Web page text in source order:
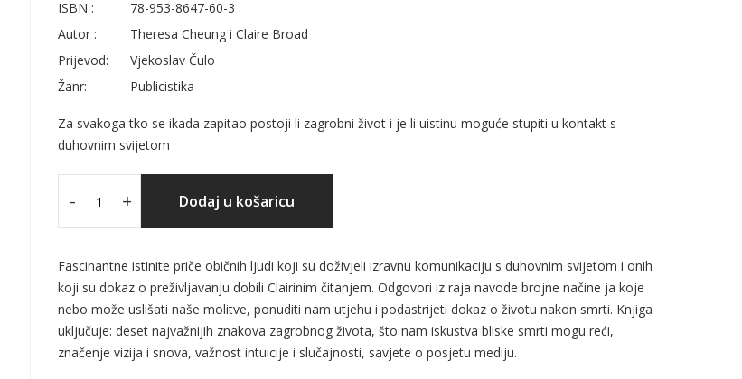
ISBN :
78-953-8647-60-3
Autor :
Theresa Cheung i Claire Broad
Prijevod:
Vjekoslav Čulo
Žanr:
Publicistika
Za svakoga tko se ikada zapitao postoji li zagrobni život i je li uistinu moguće stupiti u kontakt s
duhovnim svijetom
- + Dodaj u košaricu
Fascinantne istinite priče običnih ljudi koji su doživjeli izravnu komunikaciju s duhovnim svijetom i onih
koji su dokaz o preživljavanju dobili Clairinim čitanjem. Odgovori iz raja navode brojne načine ja koje
nebo može uslišati naše molitve, ponuditi nam utjehu i podastrijeti dokaz o životu nakon smrti. Knjiga
uključuje: deset najvažnijih znakova zagrobnog života, što nam iskustva bliske smrti mogu reći,
značenje vizija i snova, važnost intuicije i slučajnosti, savjete o posjetu mediju.